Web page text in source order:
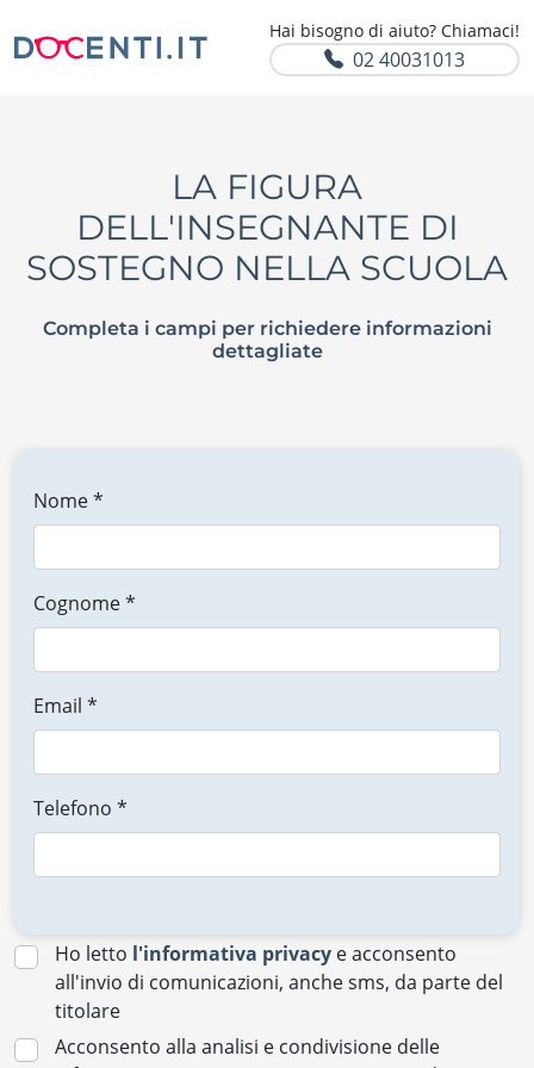
Hai bisogno di aiuto? Chiamaci!
02 40031013
LA FIGURA
DELL'INSEGNANTE DI
SOSTEGNO NELLA SCUOLA
Completa i campi per richiedere informazioni
dettagliate
Nome *
Cognome *
Email *
Telefono *
Ho letto l'informativa privacy e acconsento
all'invio di comunicazioni, anche sms, da parte del
titolare
Acconsento alla analisi e condivisione delle